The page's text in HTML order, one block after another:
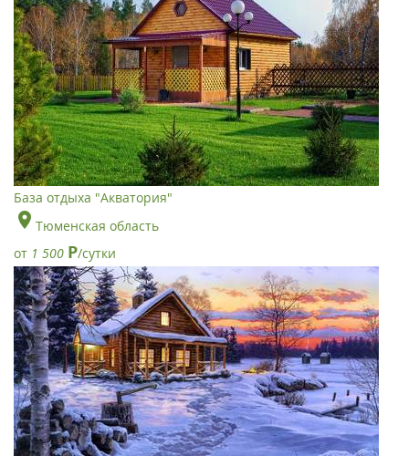
База отдыха "Акватория"
Тюменская область
от 1 500 Р/сутки